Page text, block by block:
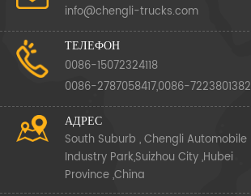
info@chengli-trucks.com
ТЕЛЕФОН
0086-15072324118
0086-2787058417,0086-7223801382
АДРЕС
South Suburb , Chengli Automobile
Industry Park,Suizhou City ,Hubei
Province ,China